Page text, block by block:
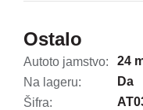
Ostalo
Autoto jamstvo:
24
Na lageru:
Da
Šifra: